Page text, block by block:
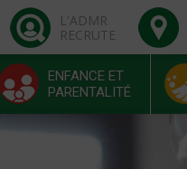
L'ADMR
RECRUTE
ENFANCE ET
PARENTALITÉ